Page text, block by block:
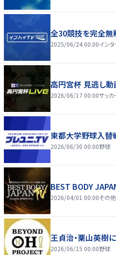
全30競技を完全無
2025/06/24 00:00イン
高円宮杯 見逃し動
2026/06/17 00:00サッカ
東都大学野球入替
2026/06/30 00:00野球
BEST BODY
2026/04/01 00:00その
王貞治・栗山英樹
2026/06/15 00:00野球